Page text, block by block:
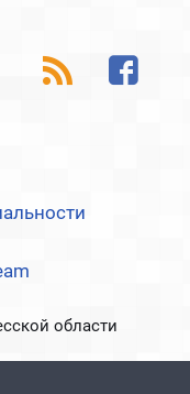
области